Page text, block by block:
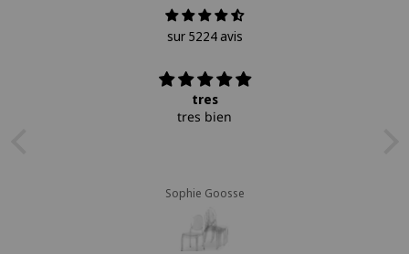
sur 5224 avis
tres
tres bien
Sophie Goosse